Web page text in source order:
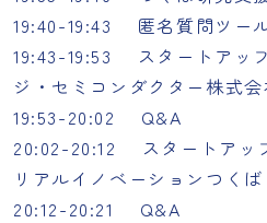
19:40-19:43 匿名質問ツー
19:43-19:53 スタートアッ
ジ・セミコンダクター株式
19:53-20:02 Q&A
20:02-20:12 スタートア
リアルイノベーションつく
20:12-20:21 Q&A